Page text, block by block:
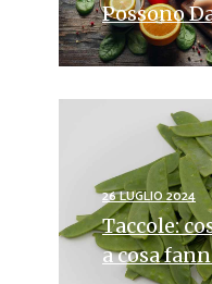
Possono
26 LUGLIO 2024
Taccole:
a cosa